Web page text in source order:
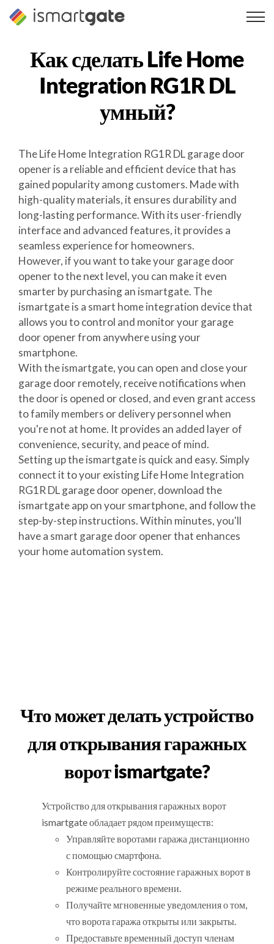
Перейти
Как сделатьLife Home
Integration RG1R DL
умный?
The Life Home Integration RG1R DL garage door
opener is a reliable and efficient device that has
gained popularity among customers. Made with
high-quality materials, it ensures durability and
long-lasting performance. With its user-friendly
interface and advanced features, it provides a
seamless experience for homeowners.
However, if you want to take your garage door
opener to the next level, you can make it even
smarter by purchasing an ismartgate. The
ismartgate is a smart home integration device that
allows you to control and monitor your garage
door opener from anywhere using your
smartphone.
With the ismartgate, you can open and close your
garage door remotely, receive notifications when
the door is opened or closed, and even grant access
to family members or delivery personnel when
you're not at home. It provides an added layer of
convenience, security, and peace of mind.
Setting up the ismartgate is quick and easy. Simply
connect it to your existing Life Home Integration
RG1R DL garage door opener, download the
ismartgate app on your smartphone, and follow the
step-by-step instructions. Within minutes, you'll
have a smart garage door opener that enhances
your home automation system.
Что может делать устройство
для открывания гаражных
ворот ismartgate?
Устройство для открывания гаражных ворот
ismartgate обладает рядом преимуществ:
Управляйте воротами гаража дистанционно
с помощью смартфона.
Контролируйте состояние гаражных ворот в
режиме реального времени.
Получайте мгновенные уведомления о том,
что ворота гаража открыты или закрыты.
Предоставьте временный доступ членам